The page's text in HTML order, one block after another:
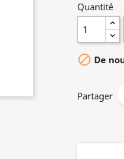
Quantité
 De
Partager